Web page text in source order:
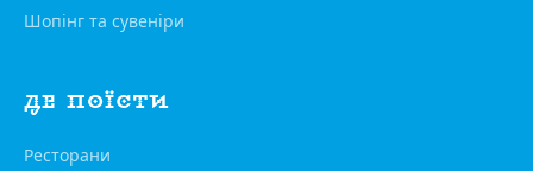
Шопінг та сувеніри
ДЕ ПОЇСТИ
Ресторани